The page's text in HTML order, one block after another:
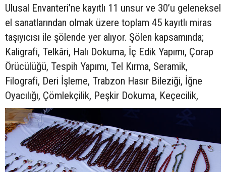
Ulusal Envanteri’ne kayıtlı 11 unsur ve 30’u geleneksel
el sanatlarından olmak üzere toplam 45 kayıtlı miras
taşıyıcısı ile şölende yer alıyor. Şölen kapsamında;
Kaligrafi, Telkâri, Halı Dokuma, İç Edik Yapımı, Çorap
Örücülüğü, Tespih Yapımı, Tel Kırma, Seramik,
Filografi, Deri İşleme, Trabzon Hasır Bileziği, İğne
Oyacılığı, Çömlekçilik, Peşkir Dokuma, Keçecilik,